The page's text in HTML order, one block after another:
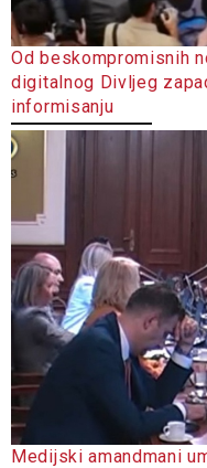
Od beskompromisnih
digitalnog Divljeg
informisanju
Medijski amandmani